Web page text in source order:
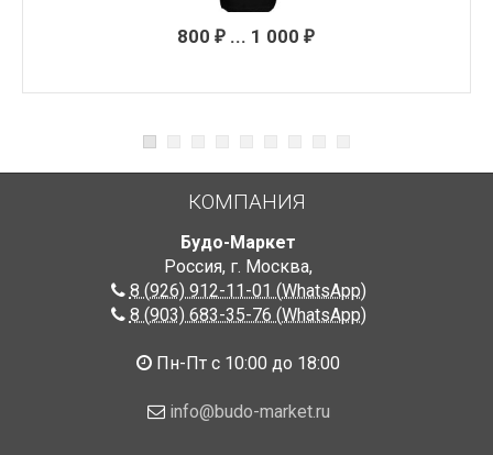
800 ₽... 1 000 ₽
КОМПАНИЯ
Будо-Маркет
Россия, г. Москва,
8 (926) 912-11-01 (WhatsApp)
8 (903) 683-35-76 (WhatsApp)
Пн-Пт с 10:00 до 18:00
info@budo-market.ru